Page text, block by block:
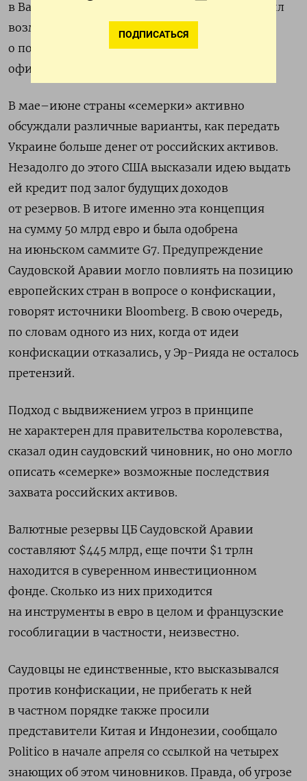
ПОДПИСАТЬСЯ
в Вашингтоне; в апреле Конгресс США включил
возможность сделать это в законопроект
о помощи Украине. Также ее поддержал
официальный Лондон.
В мае–июне страны «семерки» активно
обсуждали различные варианты, как передать
Украине больше денег от российских активов.
Незадолго до этого США высказали идею выдать
ей кредит под залог будущих доходов
от резервов. В итоге именно эта концепция
на сумму 50 млрд евро и была одобрена
на июньском саммите G7. Предупреждение
Саудовской Аравии могло повлиять на позицию
европейских стран в вопросе о конфискации,
говорят источники Bloomberg. В свою очередь,
по словам одного из них, когда от идеи
конфискации отказались, у Эр-Рияда не осталось
претензий.
Подход с выдвижением угроз в принципе
не характерен для правительства королевства,
сказал один саудовский чиновник, но оно могло
описать «семерке» возможные последствия
захвата российских активов.
Валютные резервы ЦБ Саудовской Аравии
составляют $445 млрд, еще почти $1 трлн
находится в суверенном инвестиционном
фонде. Сколько из них приходится
на инструменты в евро в целом и французские
гособлигации в частности, неизвестно.
Саудовцы не единственные, кто высказывался
против конфискации, не прибегать к ней
в частном порядке также просили
представители Китая и Индонезии, сообщало
Politico в начале апреля со ссылкой на четырех
знающих об этом чиновников. Правда, об угрозе